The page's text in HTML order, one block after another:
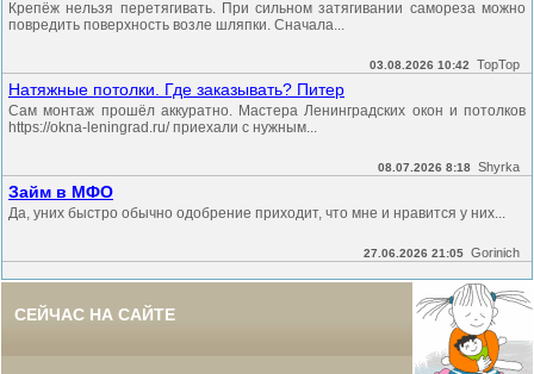
Крепёж нельзя перетягивать. При сильном затягивании самореза можно
повредить поверхность возле шляпки. Сначала...
03.08.2026 10:42 TopTop
Натяжные потолки. Где заказывать? Питер
Сам монтаж прошёл аккуратно. Мастера Ленинградских окон и потолков
https://okna-leningrad.ru/ приехали с нужным...
08.07.2026 8:18 Shyrka
Займ в МФО
Да, уних быстро обычно одобрение приходит, что мне и нравится у них...
27.06.2026 21:05 Gorinich
СЕЙЧАС НА САЙТЕ